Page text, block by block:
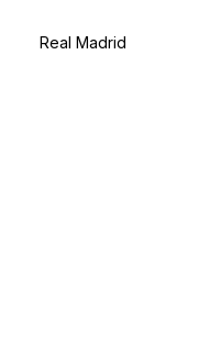
Real Madrid